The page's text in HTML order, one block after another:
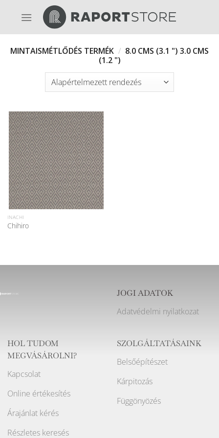
MINTAISMÉTLŐDÉS TERMÉK / 8.0 CMS (3.1 ") 3.0 CMS
(1.2 ")
INACHI
Chihiro
JOGI ADATOK
Adatvédelmi nyilatkozat
HOL TUDOM
MEGVÁSÁROLNI?
Kapcsolat
Online értékesítés
Árajánlat kérés
Részletes keresés
SZOLGÁLTATÁSAINK
Belsőépítészet
Kárpitozás
Függönyözés